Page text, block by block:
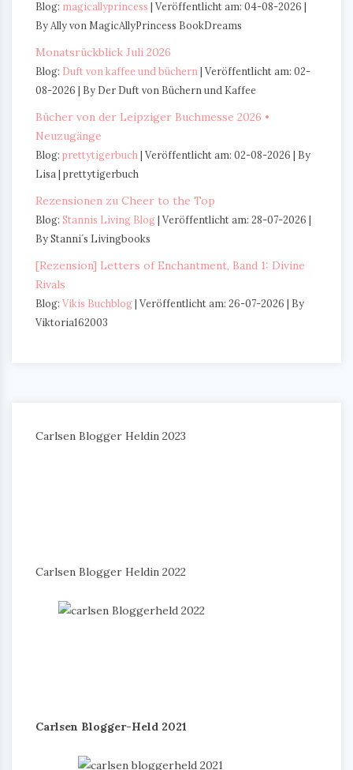
Blog: magicallyprincess
Veröffentlicht am: 04-08-2026
By Ally von MagicAllyPrincess BookDreams
Monatsrückblick Juli 2026
Blog: Duft von kaffee und büchern
Veröffentlicht am: 02-
08-2026
By Der Duft von Büchern und Kaffee
Bücher von der Leipziger Buchmesse 2026 •
Neuzugänge
Blog: prettytigerbuch Veröffentlicht am: 02-08-2026
By
Lisa | prettytigerbuch
Rezensionen zu Cheer to the Top
Blog: Stannis Living Blog Veröffentlicht am: 28-07-2026
By Stanni´s Livingbooks
[Rezension] Letters of Enchantment, Band 1: Divine
Rivals
Blog: Vikis Buchblog Veröffentlicht am: 26-07-2026
By
Viktoria162003
Carlsen Blogger Heldin 2023
Carlsen Blogger Heldin 2022
Carlsen Blogger-Held 2021